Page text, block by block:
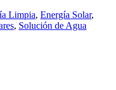
Limpia, Energía Solar,
, Solución de Agua